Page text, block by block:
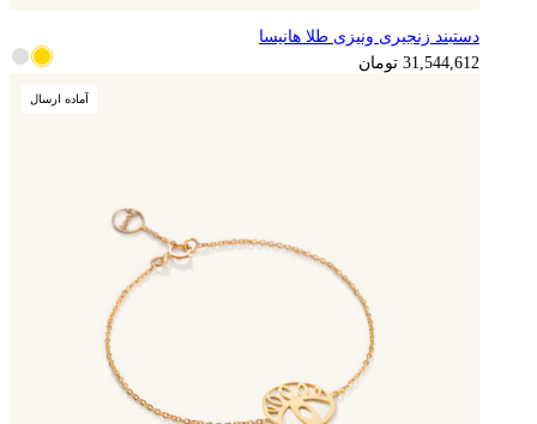
7,886,153 تومان
دستبند زنجیری ونیزی طلا هانیسا
31,544,612 تومان
آماده ارسال